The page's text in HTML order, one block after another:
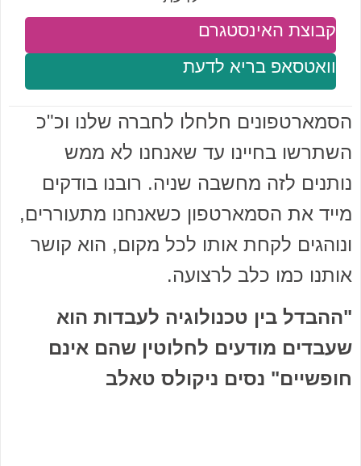
וואטסאפ בריא לדעת
קבוצת האינסטגרם
הסמארטפונים חלחלו לחברה שלנו וכ"כ
השתרשו בחיינו עד שאנחנו לא ממש
נותנים לזה מחשבה שניה. רובנו בודקים
מייד את הסמארטפון כשאנחנו מתעוררים,
ונוהגים לקחת אותו לכל מקום, הוא קושר
אותנו כמו כלב לרצועה.
"ההבדל בין טכנולוגיה לעבדות הוא
שעבדים מודעים לחלוטין שהם אינם
חופשיים" נסים ניקולס טאלב